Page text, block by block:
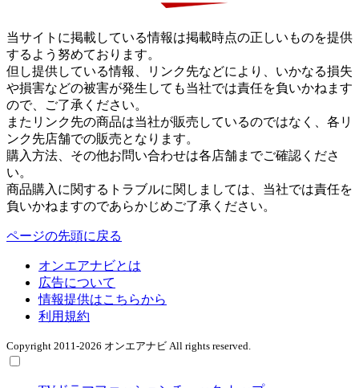
当サイトに掲載している情報は掲載時点の正しいものを提供
するよう努めております。
但し提供している情報、リンク先などにより、いかなる損失
や損害などの被害が発生しても当社では責任を負いかねます
ので、ご了承ください。
またリンク先の商品は当社が販売しているのではなく、各リ
ンク先店舗での販売となります。
購入方法、その他お問い合わせは各店舗までご確認くださ
い。
商品購入に関するトラブルに関しましては、当社では責任を
負いかねますのであらかじめご了承ください。
ページの先頭に戻る
オンエアナビとは
広告について
情報提供はこちらから
利用規約
Copyright 2011-2026 オンエアナビ All rights reserved.